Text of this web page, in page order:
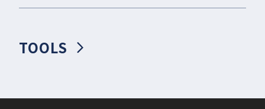
TOOLS